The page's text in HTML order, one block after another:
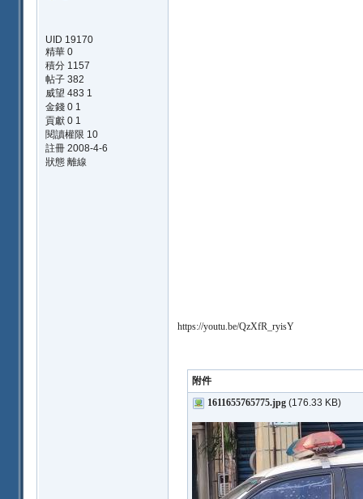
UID 19170
精華 0
積分 1157
帖子 382
威望 483 1
金錢 0 1
貢獻 0 1
閱讀權限 10
註冊 2008-4-6
狀態 離線
https://youtu.be/QzXfR_ryisY
附件
1611655765775.jpg (176.33 KB)